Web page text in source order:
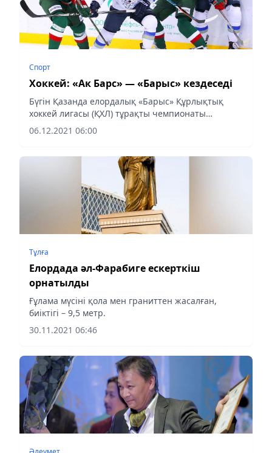
Спорт
Хоккей: «Ак Барс» — «Барыс» кездеседі
Бүгін Қазанда елордалық «Барыс» Құрлықтық
хоккей лигасы (ҚХЛ) тұрақты чемпионаты
аясында «Ак Барсқа» қарсы матч өткізеді, деп
хабарлайды Almaty-akshamy.kz
06.12.2021 06:00
Тұлға
Елордада әл-Фарабиге ескерткіш
орнатылды
Ғұлама мүсіні қола мен граниттен жасалған,
биіктігі – 9,5 метр.
30.11.2021 06:46